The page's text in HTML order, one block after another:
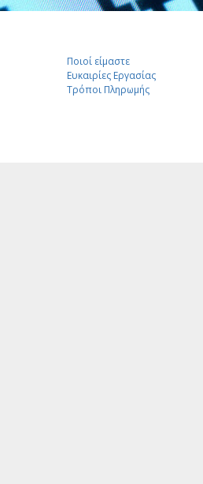
Ποιοί είμαστε
Ευκαιρίες Εργασίας
Τρόποι Πληρωμής